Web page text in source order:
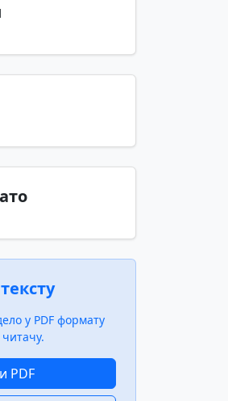
у PDF формату
PDF